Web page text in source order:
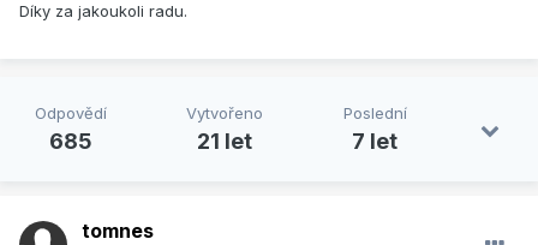
Díky za jakoukoli radu.
Odpovědí
685
Vytvořeno
21 let
Poslední
7 let
tomnes